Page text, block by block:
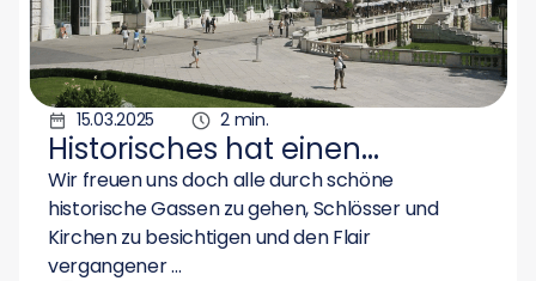
15.03.2025 2 min.
Historisches hat einen
besonderen Wert!
Wir freuen uns doch alle durch schöne
historische Gassen zu gehen, Schlösser und
Kirchen zu besichtigen und den Flair
vergangener ...